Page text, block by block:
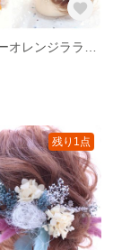
残り1点